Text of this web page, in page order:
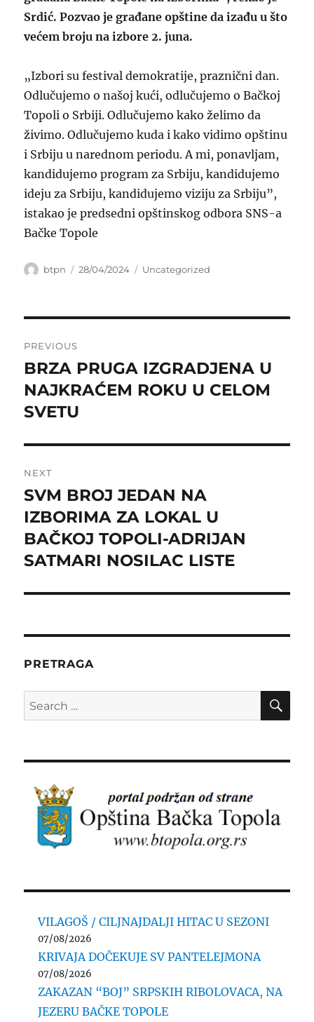
Srdić. Pozvao je građane opštine da izađu u što
većem broju na izbore 2. juna.
„Izbori su festival demokratije, praznični dan.
Odlučujemo o našoj kući, odlučujemo o Bačkoj
Topoli o Srbiji. Odlučujemo kako želimo da
živimo. Odlučujemo kuda i kako vidimo opštinu
i Srbiju u narednom periodu. A mi, ponavljam,
kandidujemo program za Srbiju, kandidujemo
ideju za Srbiju, kandidujemo viziju za Srbiju”,
istakao je predsedni opštinskog odbora SNS-a
Bačke Topole
Author
btpn
Posted
28/04/2024 Categories
Uncategorized
navigation
PREVIOUS
Previous
post:
BRZA PRUGA IZGRADJENA U
NAJKRAĆEM ROKU U CELOM
SVETU
NEXT
Next
post:
SVM BROJ JEDAN NA
IZBORIMA ZA LOKAL U
BAČKOJ TOPOLI-ADRIJAN
SATMARI NOSILAC LISTE
PRETRAGA
Search
for:
VILAGOŠ / CILJNAJDALJI HITAC U SEZONI
07/08/2026
KRIVAJA DOČEKUJE SV PANTELEJMONA
07/08/2026
ZAKAZAN “BOJ” SRPSKIH RIBOLOVACA, NA
JEZERU BAČKE TOPOLE